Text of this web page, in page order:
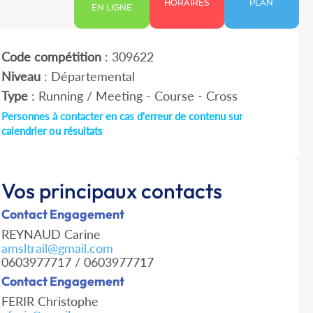
EN LIGNE
HORAIRES PLAN
Code compétition: 309622
Niveau: Départemental
Type: Running / Meeting - Course - Cross
Personnes à contacter en cas d'erreur de contenu sur
calendrier ou résultats
Vos principaux contacts
Contact Engagement
REYNAUD Carine
amsltrail@gmail.com
0603977717 / 0603977717
Contact Engagement
FERIR Christophe